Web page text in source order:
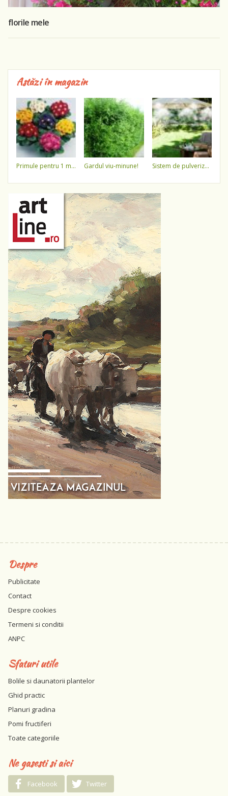
florile mele
Astăzi în magazin
primule pentru 1 martie 3,5 lei / ghiveci !!!! gardul viu-minune! sistem de pulverizare a apei
Despre
Publicitate
Contact
Despre cookies
Termeni si conditii
ANPC
Sfaturi utile
Bolile si daunatorii plantelor
Ghid practic
Planuri gradina
Pomi fructiferi
Toate categoriile
Ne gasesti si aici
Facebook Twitter